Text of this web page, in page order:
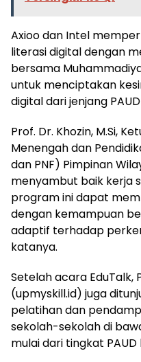
Axioo dan Intel
literasi digital dengan
bersama
untuk menciptakan
digital dari jenjang
Prof. Dr. Khozin, M.Si,
Menengah dan
dan PNF) Pimpinan
menyambut baik kerja
program ini dapat
dengan kemampuan
adaptif terhadap
katanya.
Setelah acara EduTalk,
(upmyskill.id) juga
pelatihan dan
sekolah-sekolah di
mulai dari tingkat PAUD